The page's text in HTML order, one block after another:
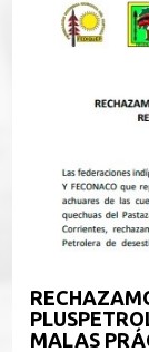
MALAS